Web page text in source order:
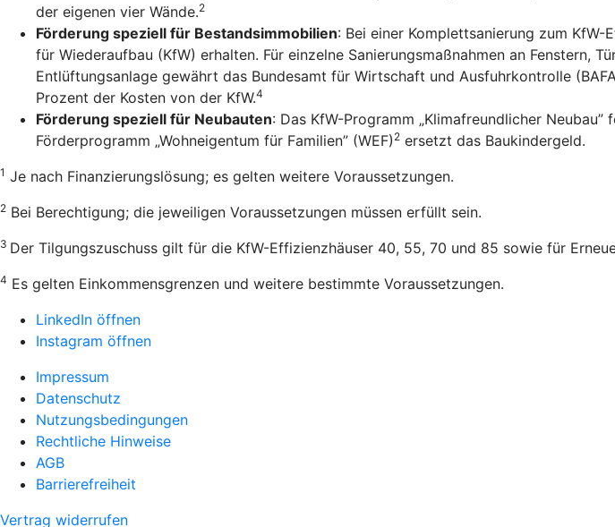
der eigenen vier Wände.2
Förderung speziell für Bestandsimmobilien: Bei einer Komplettsanierung zum
für Wiederaufbau (KfW) erhalten. Für einzelne Sanierungsmaßnahmen an Fenstern,
Entlüftungsanlage gewährt das Bundesamt für Wirtschaft und Ausfuhrkontrolle
Prozent der Kosten von der KfW.4
Förderung speziell für Neubauten: Das KfW-Programm „Klimafreundlicher
Förderprogramm „Wohneigentum für Familien” (WEF) 2 ersetzt das Baukindergeld.
1 Je nach Finanzierungslösung; es gelten weitere Voraussetzungen.
2 Bei Berechtigung; die jeweiligen Voraussetzungen müssen erfüllt sein.
3 Der Tilgungszuschuss gilt für die KfW-Effizienzhäuser 40, 55, 70 und 85 sowie für
4 Es gelten Einkommensgrenzen und weitere bestimmte Voraussetzungen.
LinkedIn öffnen
Instagram öffnen
Impressum
Datenschutz
Nutzungsbedingungen
Rechtliche Hinweise
AGB
Barrierefreiheit
Vertrag widerrufen